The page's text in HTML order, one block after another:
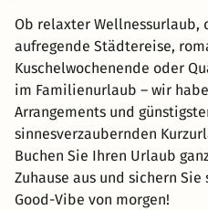
Ob relaxter Wellnessurlaub,
aufregende Städtereise,
Kuschelwochenende oder
im Familienurlaub – wir
Arrangements und
sinnesverzaubernden
Buchen Sie Ihren Urlaub
Zuhause aus und sichern
Good-Vibe von morgen!